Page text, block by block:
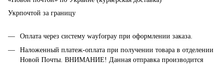
Укрпочтой за границу
Оплата через систему wayforpay при оформлении заказа.
Наложенный платеж-оплата при получении товара в отделении
Новой Почты. ВНИМАНИЕ! Данная отправка производится